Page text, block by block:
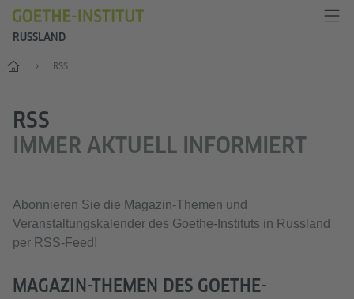
RUSSLAND
Start RSS
RSS
IMMER AKTUELL INFORMIERT
Abonnieren Sie die Magazin-Themen und
Veranstaltungskalender des Goethe-Instituts in Russland
per RSS-Feed!
MAGAZIN-THEMEN DES GOETHE-